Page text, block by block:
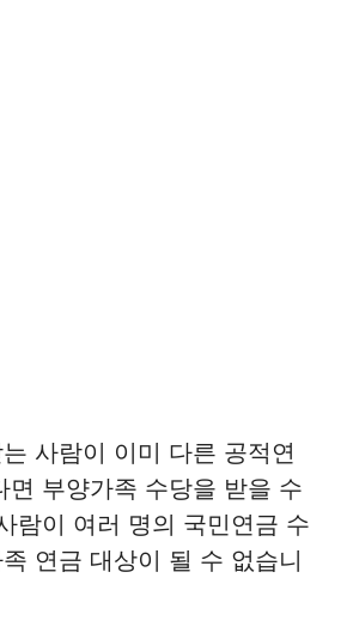
사람이 이미 다른 공적연
면 부양가족 수당을 받을 수
람이 여러 명의 국민연금 수
연금 대상이 될 수 없습니